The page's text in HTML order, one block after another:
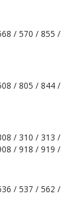
/ 570 / 855 /
/ 805 / 844 /
/ 310 / 313 /
/ 918 / 919 /
/ 537 / 562 /